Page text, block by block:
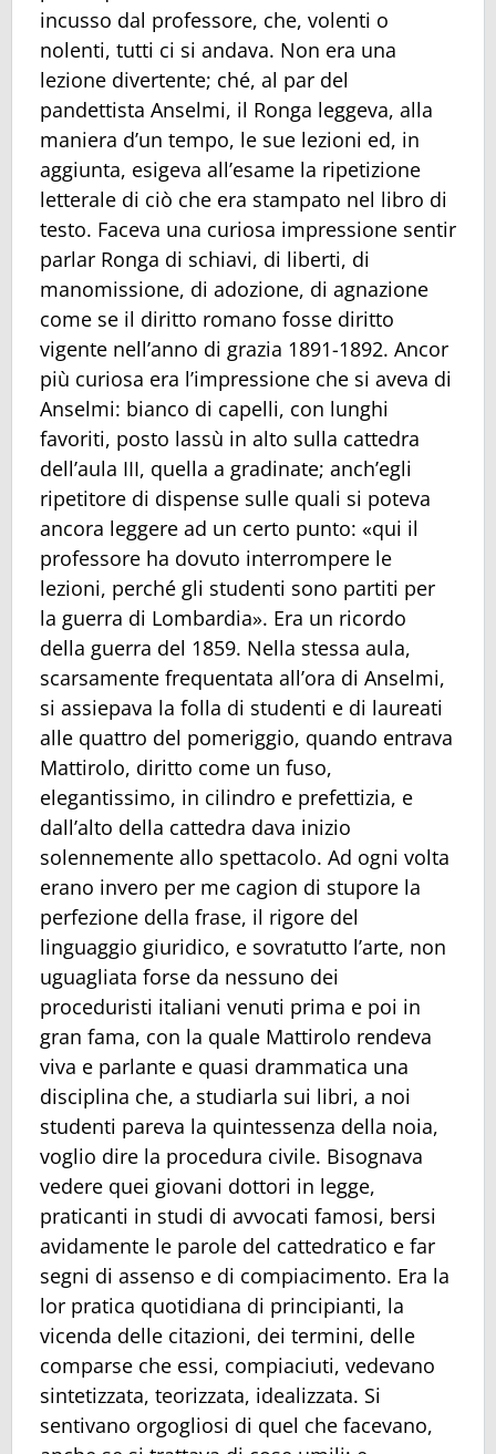
incusso dal professore, che, volenti o
nolenti, tutti ci si andava. Non era una
lezione divertente; ché, al par del
pandettista Anselmi, il Ronga leggeva, alla
maniera d’un tempo, le sue lezioni ed, in
aggiunta, esigeva all’esame la ripetizione
letterale di ciò che era stampato nel libro di
testo. Faceva una curiosa impressione sentir
parlar Ronga di schiavi, di liberti, di
manomissione, di adozione, di agnazione
come se il diritto romano fosse diritto
vigente nell’anno di grazia 1891-1892. Ancor
più curiosa era l’impressione che si aveva di
Anselmi: bianco di capelli, con lunghi
favoriti, posto lassù in alto sulla cattedra
dell’aula III, quella a gradinate; anch’egli
ripetitore di dispense sulle quali si poteva
ancora leggere ad un certo punto: «qui il
professore ha dovuto interrompere le
lezioni, perché gli studenti sono partiti per
la guerra di Lombardia». Era un ricordo
della guerra del 1859. Nella stessa aula,
scarsamente frequentata all’ora di Anselmi,
si assiepava la folla di studenti e di laureati
alle quattro del pomeriggio, quando entrava
Mattirolo, diritto come un fuso,
elegantissimo, in cilindro e prefettizia, e
dall’alto della cattedra dava inizio
solennemente allo spettacolo. Ad ogni volta
erano invero per me cagion di stupore la
perfezione della frase, il rigore del
linguaggio giuridico, e sovratutto l’arte, non
uguagliata forse da nessuno dei
proceduristi italiani venuti prima e poi in
gran fama, con la quale Mattirolo rendeva
viva e parlante e quasi drammatica una
disciplina che, a studiarla sui libri, a noi
studenti pareva la quintessenza della noia,
voglio dire la procedura civile. Bisognava
vedere quei giovani dottori in legge,
praticanti in studi di avvocati famosi, bersi
avidamente le parole del cattedratico e far
segni di assenso e di compiacimento. Era la
lor pratica quotidiana di principianti, la
vicenda delle citazioni, dei termini, delle
comparse che essi, compiaciuti, vedevano
sintetizzata, teorizzata, idealizzata. Si
sentivano orgogliosi di quel che facevano,